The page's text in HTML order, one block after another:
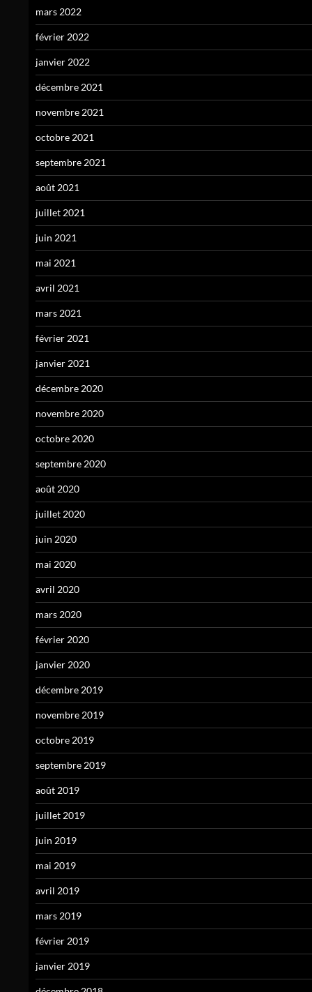
mars 2022
février 2022
janvier 2022
décembre 2021
novembre 2021
octobre 2021
septembre 2021
août 2021
juillet 2021
juin 2021
mai 2021
avril 2021
mars 2021
février 2021
janvier 2021
décembre 2020
novembre 2020
octobre 2020
septembre 2020
août 2020
juillet 2020
juin 2020
mai 2020
avril 2020
mars 2020
février 2020
janvier 2020
décembre 2019
novembre 2019
octobre 2019
septembre 2019
août 2019
juillet 2019
juin 2019
mai 2019
avril 2019
mars 2019
février 2019
janvier 2019